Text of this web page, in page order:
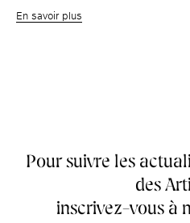
En savoir plus
Pour suivre les
des
inscrivez-vous à